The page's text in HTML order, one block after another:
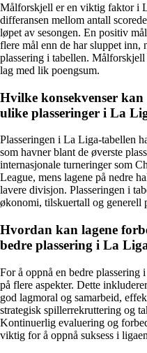
Målforskjell er en viktig faktor i
differansen mellom antall
løpet av sesongen. En positiv
flere mål enn de har sluppet inn,
plassering i tabellen.
lag med lik poengsum.
Hvilke konsekvenser
ulike plasseringer i La
Plasseringen i La Liga-tabellen
som havner blant de øverste
internasjonale turneringer som
League, mens lagene på nedre
lavere divisjon. Plasseringen i
økonomi, tilskuertall og generell
Hvordan kan lagene
bedre plassering i La
For å oppnå en bedre
på flere aspekter. Dette
god lagmoral og samarbeid,
strategisk spillerrekruttering og
Kontinuerlig evaluering og
viktig for å oppnå suksess i